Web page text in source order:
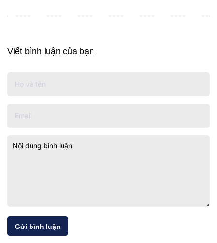
Viết bình luận của bạn
Gửi bình luận